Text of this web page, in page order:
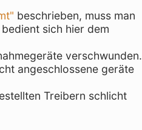
beschrieben, muss man
sich hier dem
verschwunden.
angeschlossene geräte
Treibern schlicht